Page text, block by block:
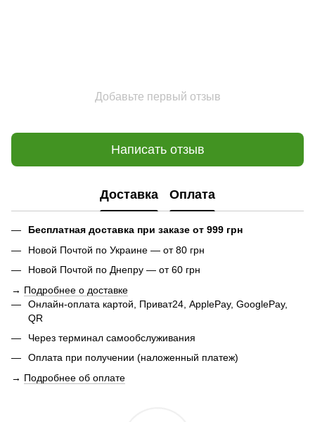
Добавьте первый отзыв
Написать отзыв
Доставка Оплата
Бесплатная доставка при заказе от 999 грн
Новой Почтой по Украине — от 80 грн
Новой Почтой по Днепру — от 60 грн
→ Подробнее о доставке
Онлайн-оплата картой, Приват24, ApplePay, GooglePay,
QR
Через терминал самообслуживания
Оплата при получении (наложенный платеж)
→ Подробнее об оплате